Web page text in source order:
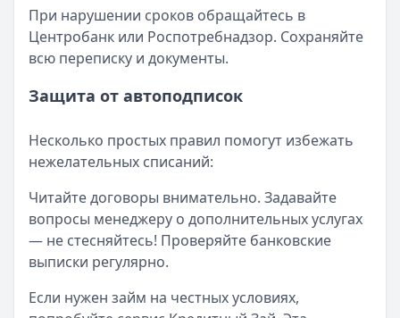
При нарушении сроков обращайтесь в
Центробанк или Роспотребнадзор. Сохраняйте
всю переписку и документы.
Защита от автоподписок
Несколько простых правил помогут избежать
нежелательных списаний:
Читайте договоры внимательно. Задавайте
вопросы менеджеру о дополнительных услугах
— не стесняйтесь! Проверяйте банковские
выписки регулярно.
Если нужен займ на честных условиях,